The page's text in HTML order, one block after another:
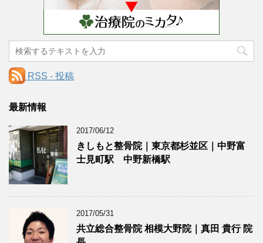
RSS - 投稿
最新情報
2017/06/12
きしもと整骨院｜東京都杉並区｜中野富
士見町駅 中野新橋駅
2017/05/31
共立総合整骨院 相模大野院｜真田 貴行 院